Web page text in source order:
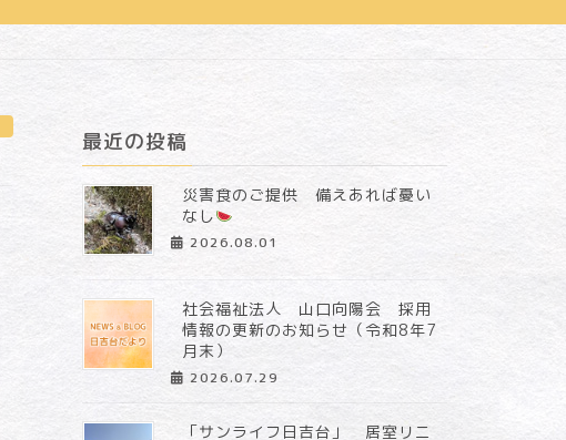
最近の投稿
災害食のご提供 備えあれば憂い
なし
2026.08.01
社会福祉法人 山口向陽会 採用
情報の更新のお知らせ（令和8年7
月末）
2026.07.29
「サンライフ日吉台」 居室リニ